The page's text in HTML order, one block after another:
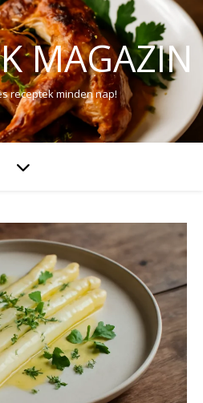
MAGAZIN
receptek minden nap!